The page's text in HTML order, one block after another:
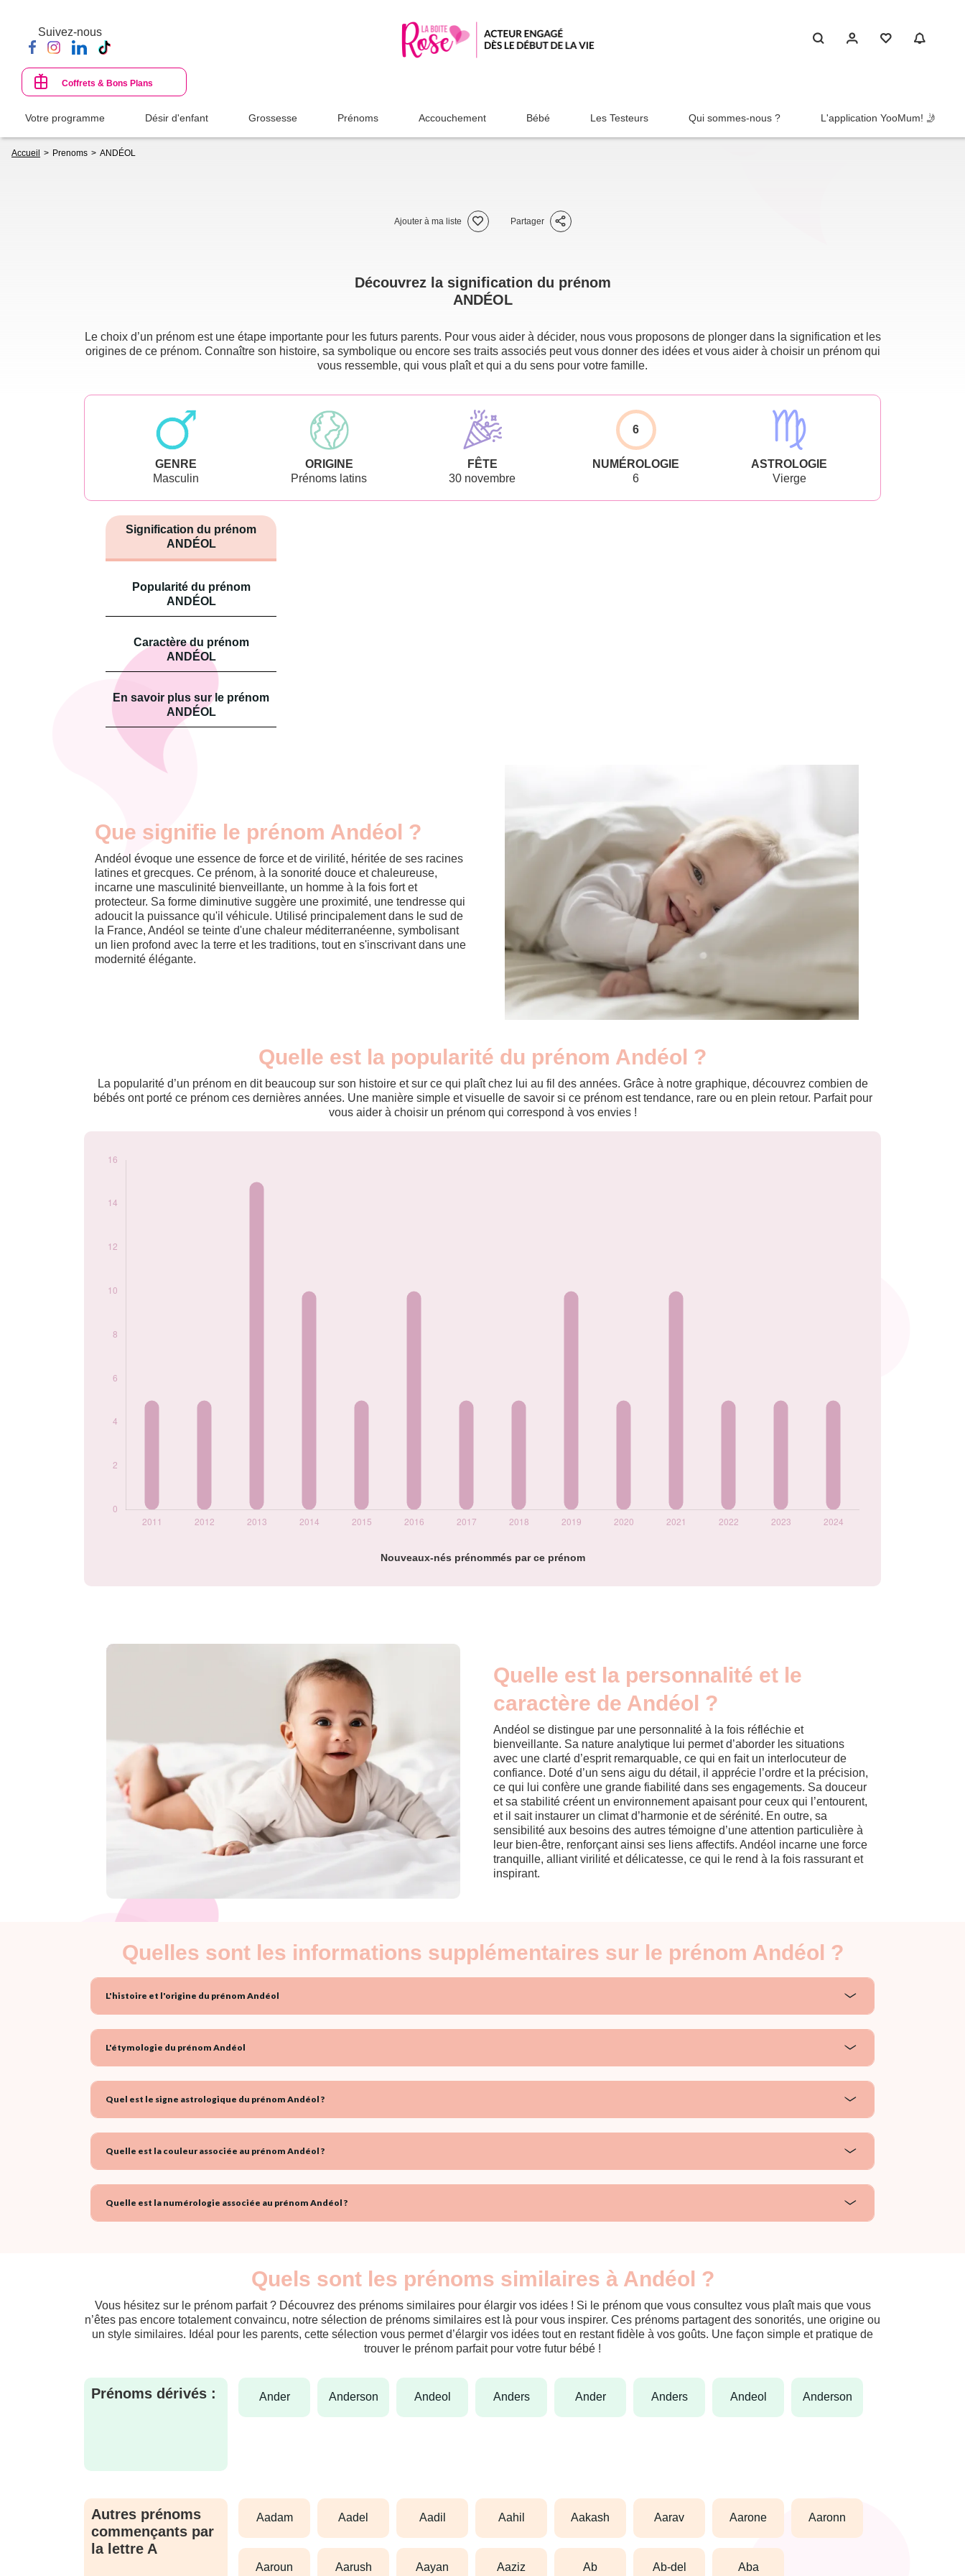
contenu
principal
Suivez-nous
Coffrets & Bons Plans
Votre programme Désir d'enfant Grossesse Prénoms Accouchement Bébé Les Testeurs Qui sommes-nous ? L'application YooMum! 🤳
d'Ariane
Accueil Prenoms ANDÉOL
Ajouter à ma liste Partager
Découvrez la signification du prénom
ANDÉOL
Le choix d’un prénom est une étape importante pour les futurs parents. Pour vous aider à décider, nous vous proposons de plonger dans la signification et les
origines de ce prénom. Connaître son histoire, sa symbolique ou encore ses traits associés peut vous donner des idées et vous aider à choisir un prénom qui
vous ressemble, qui vous plaît et qui a du sens pour votre famille.
GENRE
Masculin
ORIGINE
Prénoms latins
FÊTE
30 novembre
6
NUMÉROLOGIE
6
ASTROLOGIE
Vierge
Signification du prénom
ANDÉOL
Popularité du prénom
ANDÉOL
Caractère du prénom
ANDÉOL
En savoir plus sur le prénom
ANDÉOL
Que signifie le prénom Andéol ?
Andéol évoque une essence de force et de virilité, héritée de ses racines
latines et grecques. Ce prénom, à la sonorité douce et chaleureuse,
incarne une masculinité bienveillante, un homme à la fois fort et
protecteur. Sa forme diminutive suggère une proximité, une tendresse qui
adoucit la puissance qu'il véhicule. Utilisé principalement dans le sud de
la France, Andéol se teinte d'une chaleur méditerranéenne, symbolisant
un lien profond avec la terre et les traditions, tout en s'inscrivant dans une
modernité élégante.
Quelle est la popularité du prénom Andéol ?
La popularité d’un prénom en dit beaucoup sur son histoire et sur ce qui plaît chez lui au fil des années. Grâce à notre graphique, découvrez combien de
bébés ont porté ce prénom ces dernières années. Une manière simple et visuelle de savoir si ce prénom est tendance, rare ou en plein retour. Parfait pour
vous aider à choisir un prénom qui correspond à vos envies !
Nouveaux-nés prénommés par ce prénom
année
2011
5
2012
5
2016
10
2019
2024
Quelle est la personnalité et le
caractère de Andéol ?
Andéol se distingue par une personnalité à la fois réfléchie et
bienveillante. Sa nature analytique lui permet d’aborder les situations
avec une clarté d’esprit remarquable, ce qui en fait un interlocuteur de
confiance. Doté d’un sens aigu du détail, il apprécie l’ordre et la précision,
ce qui lui confère une grande fiabilité dans ses engagements. Sa douceur
et sa stabilité créent un environnement apaisant pour ceux qui l’entourent,
et il sait instaurer un climat d’harmonie et de sérénité. En outre, sa
sensibilité aux besoins des autres témoigne d’une attention particulière à
leur bien-être, renforçant ainsi ses liens affectifs. Andéol incarne une force
tranquille, alliant virilité et délicatesse, ce qui le rend à la fois rassurant et
inspirant.
Quelles sont les informations supplémentaires sur le prénom Andéol ?
L'histoire et l'origine du prénom Andéol
L'étymologie du prénom Andéol
Quel est le signe astrologique du prénom Andéol ?
Quelle est la couleur associée au prénom Andéol ?
Quelle est la numérologie associée au prénom Andéol ?
Quels sont les prénoms similaires à Andéol ?
Vous hésitez sur le prénom parfait ? Découvrez des prénoms similaires pour élargir vos idées ! Si le prénom que vous consultez vous plaît mais que vous
n’êtes pas encore totalement convaincu, notre sélection de prénoms similaires est là pour vous inspirer. Ces prénoms partagent des sonorités, une origine ou
un style similaires. Idéal pour les parents, cette sélection vous permet d’élargir vos idées tout en restant fidèle à vos goûts. Une façon simple et pratique de
trouver le prénom parfait pour votre futur bébé !
Prénoms dérivés : ander anderson andeol anders ander anders andeol anderson
Autres prénoms
commençants par
la lettre A
aadam aadel aadil aahil aakash aarav aarone aaronn
aaroun aarush aayan aaziz ab ab-del aba